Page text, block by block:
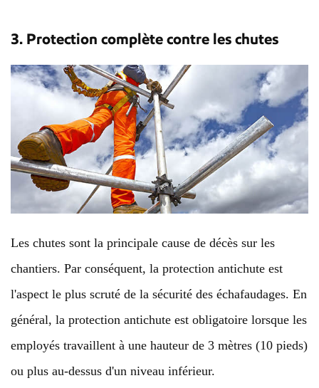
3. Protection complète contre les chutes
Les chutes sont la principale cause de décès sur les
chantiers. Par conséquent, la protection antichute est
l'aspect le plus scruté de la sécurité des échafaudages. En
général, la protection antichute est obligatoire lorsque les
employés travaillent à une hauteur de 3 mètres (10 pieds)
ou plus au-dessus d'un niveau inférieur.